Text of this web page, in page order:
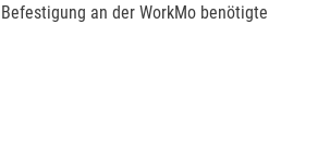
an der WorkMo benötigte